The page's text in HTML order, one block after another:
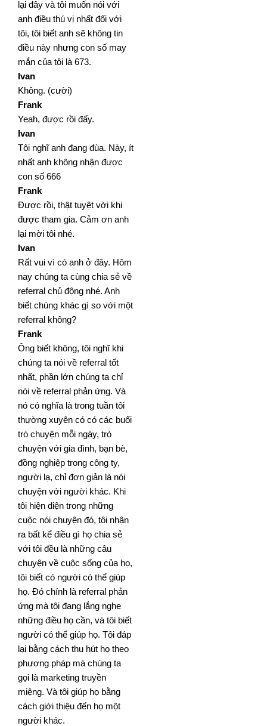
lại đây và tôi muốn nói với
anh điều thú vị nhất đối với
tôi, tôi biết anh sẽ không tin
điều này nhưng con số may
mắn của tôi là 673.
Ivan
Không. (cười)
Frank
Yeah, được rồi đấy.
Ivan
Tôi nghĩ anh đang đùa. Này, ít
nhất anh không nhận được
con số 666
Frank
Được rồi, thật tuyệt vời khi
được tham gia. Cảm ơn anh
lại mời tôi nhé.
Ivan
Rất vui vì có anh ở đây. Hôm
nay chúng ta cùng chia sẻ về
referral chủ động nhé. Anh
biết chúng khác gì so với một
referral không?
Frank
Ông biết không, tôi nghĩ khi
chúng ta nói về referral tốt
nhất, phần lớn chúng ta chỉ
nói về referral phản ứng. Và
nó có nghĩa là trong tuần tôi
thường xuyên có có các buổi
trò chuyện mỗi ngày, trò
chuyện với gia đình, bạn bè,
đồng nghiệp trong công ty,
người lạ, chỉ đơn giản là nói
chuyện với người khác. Khi
tôi hiện diện trong những
cuộc nói chuyện đó, tôi nhận
ra bất kể điều gì họ chia sẻ
với tôi đều là những câu
chuyện về cuộc sống của họ,
tôi biết có người có thể giúp
họ. Đó chính là referral phản
ứng mà tôi đang lắng nghe
những điều họ cần, và tôi biết
người có thể giúp họ. Tôi đáp
lại bằng cách thu hút họ theo
phương pháp mà chúng ta
gọi là marketing truyền
miệng. Và tôi giúp họ bằng
cách giới thiệu đến họ một
người khác.